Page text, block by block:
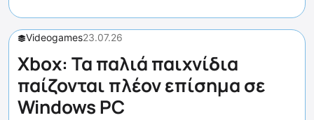
Videogames23.07.26
Xbox: Τα παλιά παιχνίδια
παίζονται πλέον επίσημα σε
Windows PC